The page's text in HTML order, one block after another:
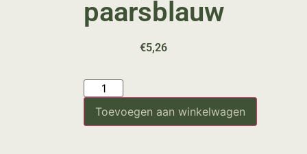
paarsblauw
€5,26
Toevoegen aan winkelwagen